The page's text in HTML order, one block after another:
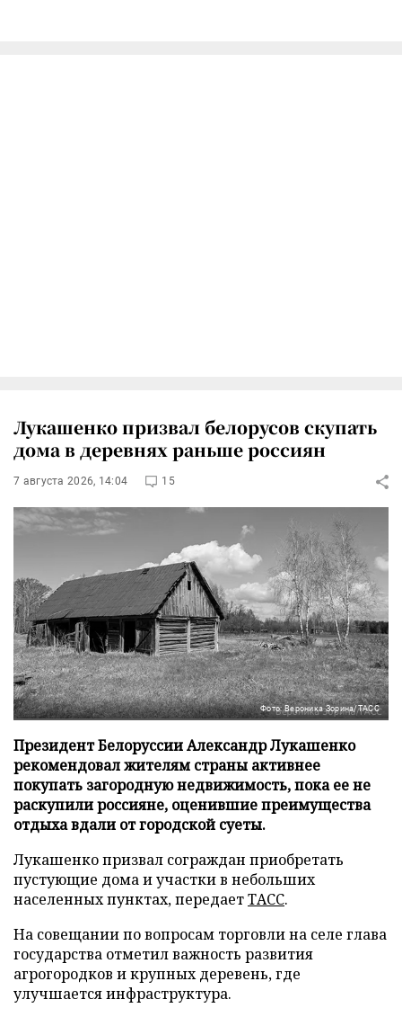
Лукашенко призвал белорусов скупать
дома в деревнях раньше россиян
7 августа 2026, 14:04 15
Фото: Вероника Зорина/ТАСС
Президент Белоруссии Александр Лукашенко
рекомендовал жителям страны активнее
покупать загородную недвижимость, пока ее не
раскупили россияне, оценившие преимущества
отдыха вдали от городской суеты.
Лукашенко призвал сограждан приобретать
пустующие дома и участки в небольших
населенных пунктах, передаетТАСС.
На совещании по вопросам торговли на селе глава
государства отметил важность развития
агрогородков и крупных деревень, где
улучшается инфраструктура.